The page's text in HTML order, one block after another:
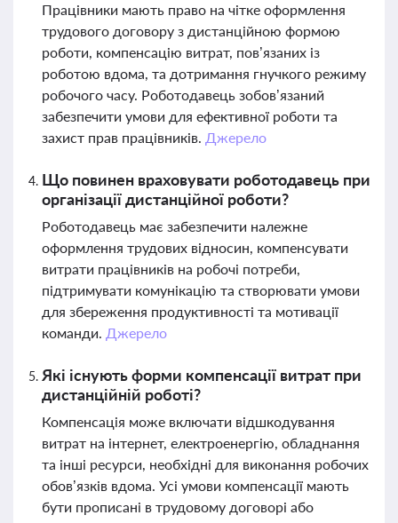
Працівники мають право на чітке оформлення
трудового договору з дистанційною формою
роботи, компенсацію витрат, пов’язаних із
роботою вдома, та дотримання гнучкого режиму
робочого часу. Роботодавець зобов’язаний
забезпечити умови для ефективної роботи та
захист прав працівників. Джерело
Що повинен враховувати роботодавець при
організації дистанційної роботи?
Роботодавець має забезпечити належне
оформлення трудових відносин, компенсувати
витрати працівників на робочі потреби,
підтримувати комунікацію та створювати умови
для збереження продуктивності та мотивації
команди. Джерело
Які існують форми компенсації витрат при
дистанційній роботі?
Компенсація може включати відшкодування
витрат на інтернет, електроенергію, обладнання
та інші ресурси, необхідні для виконання робочих
обов’язків вдома. Усі умови компенсації мають
бути прописані в трудовому договорі або